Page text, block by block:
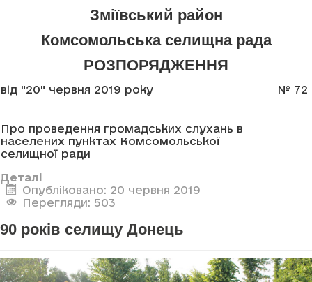
Зміївський район
Комсомольська селищна рада
РОЗПОРЯДЖЕННЯ
від "20" червня 2019 року № 72
Про проведення громадських слухань в
населених пунктах Комсомольської
селищної ради
Деталі
Опубліковано: 20 червня 2019
Перегляди: 503
90 років селищу Донець